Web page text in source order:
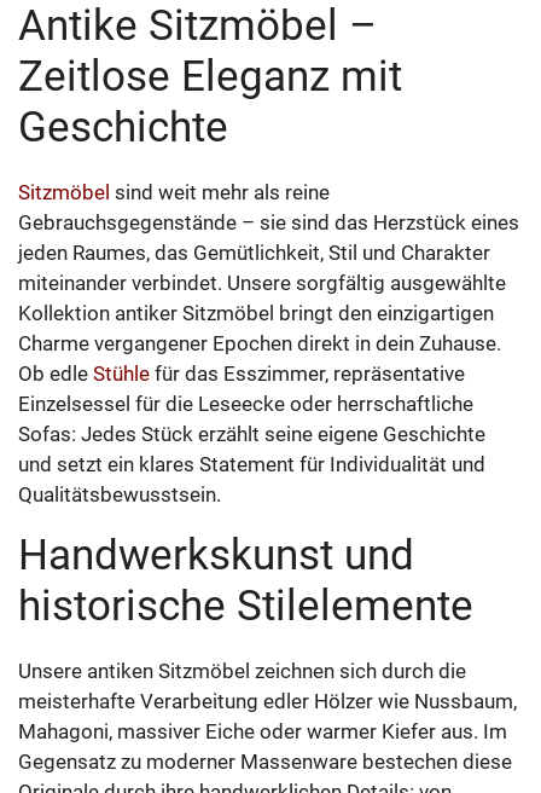
Antike Sitzmöbel –
Zeitlose Eleganz mit
Geschichte
Sitzmöbel sind weit mehr als reine
Gebrauchsgegenstände – sie sind das Herzstück eines
jeden Raumes, das Gemütlichkeit, Stil und Charakter
miteinander verbindet. Unsere sorgfältig ausgewählte
Kollektion antiker Sitzmöbel bringt den einzigartigen
Charme vergangener Epochen direkt in dein Zuhause.
Ob edle Stühle für das Esszimmer, repräsentative
Einzelsessel für die Leseecke oder herrschaftliche
Sofas: Jedes Stück erzählt seine eigene Geschichte
und setzt ein klares Statement für Individualität und
Qualitätsbewusstsein.
Handwerkskunst und
historische Stilelemente
Unsere antiken Sitzmöbel zeichnen sich durch die
meisterhafte Verarbeitung edler Hölzer wie Nussbaum,
Mahagoni, massiver Eiche oder warmer Kiefer aus. Im
Gegensatz zu moderner Massenware bestechen diese